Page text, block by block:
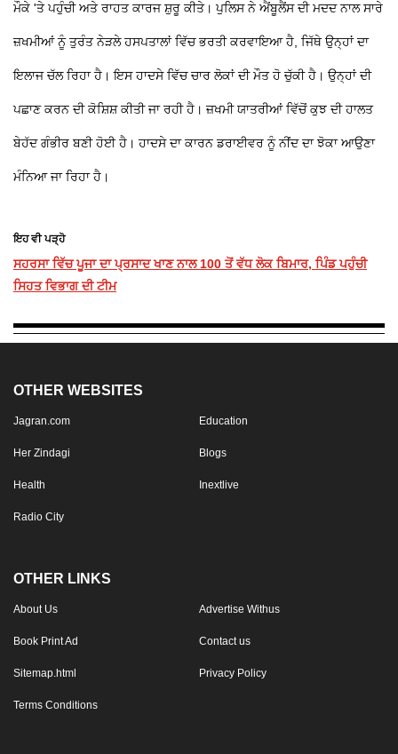
ਮੌਕੇ 'ਤੇ ਪਹੁੰਚੀ ਅਤੇ ਰਾਹਤ ਕਾਰਜ ਸ਼ੁਰੂ ਕੀਤੇ। ਪੁਲਿਸ ਨੇ ਐਂਬੂਲੈਂਸ ਦੀ ਮਦਦ ਨਾਲ ਸਾਰੇ
ਜ਼ਖਮੀਆਂ ਨੂੰ ਤੁਰੰਤ ਨੇੜਲੇ ਹਸਪਤਾਲਾਂ ਵਿੱਚ ਭਰਤੀ ਕਰਵਾਇਆ ਹੈ, ਜਿੱਥੇ ਉਨ੍ਹਾਂ ਦਾ
ਇਲਾਜ ਚੱਲ ਰਿਹਾ ਹੈ। ਇਸ ਹਾਦਸੇ ਵਿੱਚ ਚਾਰ ਲੋਕਾਂ ਦੀ ਮੌਤ ਹੋ ਚੁੱਕੀ ਹੈ। ਉਨ੍ਹਾਂ ਦੀ
ਪਛਾਣ ਕਰਨ ਦੀ ਕੋਸ਼ਿਸ਼ ਕੀਤੀ ਜਾ ਰਹੀ ਹੈ। ਜ਼ਖਮੀ ਯਾਤਰੀਆਂ ਵਿੱਚੋਂ ਕੁਝ ਦੀ ਹਾਲਤ
ਬੇਹੱਦ ਗੰਭੀਰ ਬਣੀ ਹੋਈ ਹੈ। ਹਾਦਸੇ ਦਾ ਕਾਰਨ ਡਰਾਈਵਰ ਨੂੰ ਨੀਂਦ ਦਾ ਝੋਕਾ ਆਉਣਾ
ਮੰਨਿਆ ਜਾ ਰਿਹਾ ਹੈ।
ਇਹ ਵੀ ਪੜ੍ਹੋ
ਸਹਰਸਾ ਵਿੱਚ ਪੂਜਾ ਦਾ ਪ੍ਰਸਾਦ ਖਾਣ ਨਾਲ 100 ਤੋਂ ਵੱਧ ਲੋਕ ਬਿਮਾਰ, ਪਿੰਡ ਪਹੁੰਚੀ
ਸਿਹਤ ਵਿਭਾਗ ਦੀ ਟੀਮ
OTHER WEBSITES
Jagran.com Education
Her Zindagi Blogs
Health Inextlive
Radio City
OTHER LINKS
About Us Advertise Withus
Book Print Ad Contact us
Sitemap.html Privacy Policy
Terms Conditions